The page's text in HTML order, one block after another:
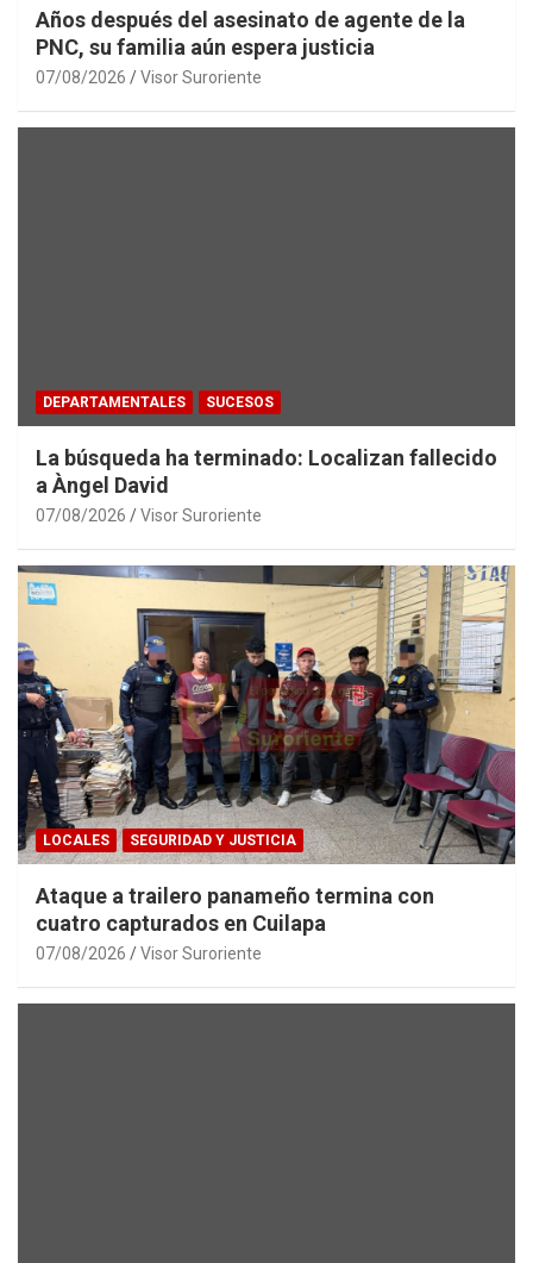
Años después del asesinato de agente de la
PNC, su familia aún espera justicia
07/08/2026 Visor Suroriente
DEPARTAMENTALES SUCESOS
La búsqueda ha terminado: Localizan fallecido
a Àngel David
07/08/2026 Visor Suroriente
LOCALES SEGURIDAD Y JUSTICIA
Ataque a trailero panameño termina con
cuatro capturados en Cuilapa
07/08/2026 Visor Suroriente